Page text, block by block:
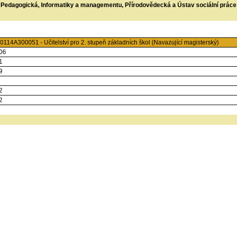
Informatiky a managementu, Přírodovědecká a Ústav sociální práce
- Učitelství pro 2. stupeň základních škol (Navazující magisterský)